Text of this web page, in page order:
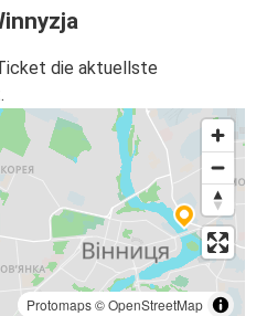
die aktuellste
Protomaps©OpenStreetMap